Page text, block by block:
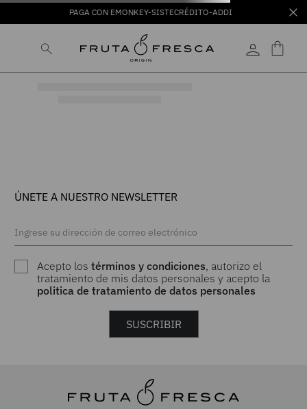
PAGA CON EMONKEY-SISTECRÉDITO-ADDI
ÚNETE A NUESTRO NEWSLETTER
Acepto lostérminos y condiciones, autorizo el
tratamiento de mis datos personales y acepto la
politica de tratamiento de datos personales
SUSCRIBIR